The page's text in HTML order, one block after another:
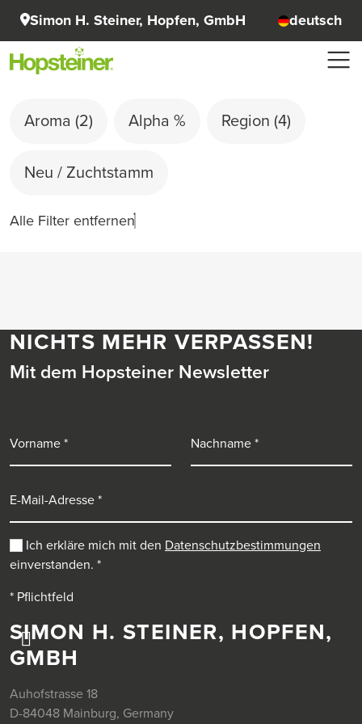
Simon H. Steiner, Hopfen, GmbH deutsch
Aroma (2) Alpha % Region (4)
Neu / Zuchtstamm
Alle Filter entfernen
SIMON H. STEINER, HOPFEN,
GMBH
Auhofstrasse 18
D-84048 Mainburg, Germany
NICHTS MEHR VERPASSEN!
Mit dem Hopsteiner Newsletter
Ich erkläre mich mit den Datenschutzbestimmungen
einverstanden. *
* Pflichtfeld